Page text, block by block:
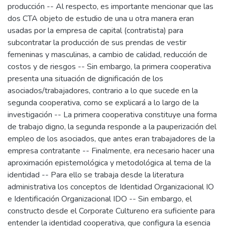
producción -- Al respecto, es importante mencionar que las
dos CTA objeto de estudio de una u otra manera eran
usadas por la empresa de capital (contratista) para
subcontratar la producción de sus prendas de vestir
femeninas y masculinas, a cambio de calidad, reducción de
costos y de riesgos -- Sin embargo, la primera cooperativa
presenta una situación de dignificación de los
asociados/trabajadores, contrario a lo que sucede en la
segunda cooperativa, como se explicará a lo largo de la
investigación -- La primera cooperativa constituye una forma
de trabajo digno, la segunda responde a la pauperización del
empleo de los asociados, que antes eran trabajadores de la
empresa contratante -- Finalmente, era necesario hacer una
aproximación epistemológica y metodológica al tema de la
identidad -- Para ello se trabaja desde la literatura
administrativa los conceptos de Identidad Organizacional IO
e Identificación Organizacional IDO -- Sin embargo, el
constructo desde el Corporate Cultureno era suficiente para
entender la identidad cooperativa, que configura la esencia